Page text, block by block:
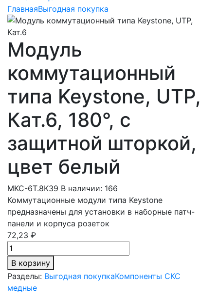
ГлавнаяВыгодная покупка
Модуль
коммутационный
типа Keystone, UTP,
Кат.6, 180°, с
защитной шторкой,
цвет белый
МКС-6Т.8К39 В наличии: 166
Коммутационные модули типа Keystone
предназначены для установки в наборные патч-
панели и корпуса розеток
72,23 ₽
В корзину
Разделы: Выгодная покупкаКомпоненты СКС
медные